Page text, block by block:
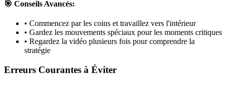
🎯 Conseils Avancés:
• Commencez par les coins et travaillez vers l'intérieur
• Gardez les mouvements spéciaux pour les moments critiques
• Regardez la vidéo plusieurs fois pour comprendre la
stratégie
Erreurs Courantes à Éviter